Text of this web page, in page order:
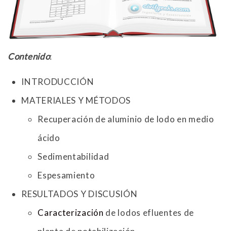
Contenido:
INTRODUCCIÓN
MATERIALES Y MÉTODOS
Recuperación de aluminio de lodo en medio
ácido
Sedimentabilidad
Espesamiento
RESULTADOS Y DISCUSIÓN
Caracterización de lodos efluentes de